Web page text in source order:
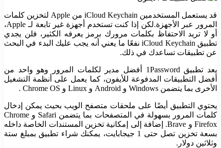
قد يستعمل المستخدمين iCloud Keychain من Apple لتخزين كلمات
المرور عبر الأجهزة.
لكن إذا كنت تستخدم أجهزة غير تابعة لـ Apple،
أو لا تريد الاحتفاظ بكلمات مرورك برمز يعرفه الكثير، فلن يجدي
تطبيق iCloud Keychain نفعًا ما يعني أنه يجب عليك البدء في البحث
عن تطبيقات تساعدك في ذلك.
يعد تطبيق 1Password أفضل مدير لكلمات المرور وهو واحد من
أفضل التطبيقات المدفوعة للأيفون، كما يعمل على أنظمة التشغيل
الأخرى بما يتضمن Windows و Android و Linux و Chrome OS .
يحتوي التطبيق أيضًا على ملحقات متصفح الويب بحيث يمكن إدخال
كلمات المرور بسهولة في المتصفحات بما يتضمن Safari و Chrome
Firefox و Brave.
إضافة إلى إمكانية تخزين المستندات الخاصة داخله
بسعة تخزين تصل حتى 1 جيجابايت، يمكنك شراء تطبيق بمبلغ ستة
وثلاثين دولار.